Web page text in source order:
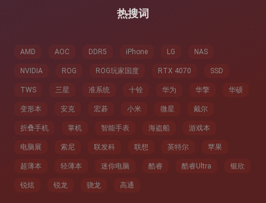
热搜词
AMD AOC DDR5 iPhone LG NAS
NVIDIA ROG ROG玩家国度 RTX 4070 SSD
TWS 三星 准系统 十铨 华为 华擎 华硕
变形本 安克 宏碁 小米 微星 戴尔
折叠手机 掌机 智能手表 海盗船 游戏本
电脑展 索尼 联发科 联想 英特尔 苹果
超薄本 轻薄本 迷你电脑 酷睿 酷睿Ultra 银欣
锐炫 锐龙 骁龙 高通